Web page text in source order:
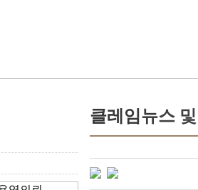
클레 임뉴스 및